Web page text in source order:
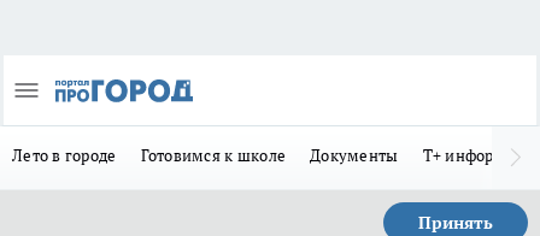
Лето в городе Готовимся к школе Документы Т+
Принять